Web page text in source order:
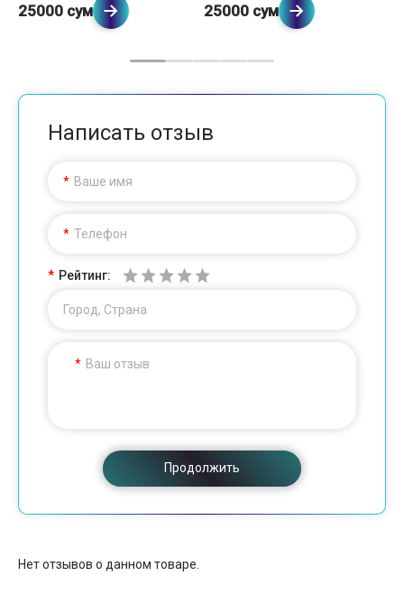
25000 сум 25000 сум
Написать отзыв
Ваше имя
Телефон
Рейтинг:
Город, Страна
Ваш отзыв
Продолжить
Нет отзывов о данном товаре.